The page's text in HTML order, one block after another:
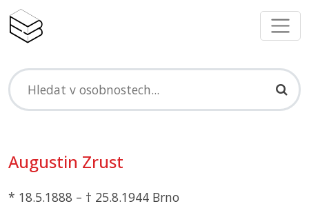
Augustin Zrust
* 18.5.1888 – † 25.8.1944 Brno